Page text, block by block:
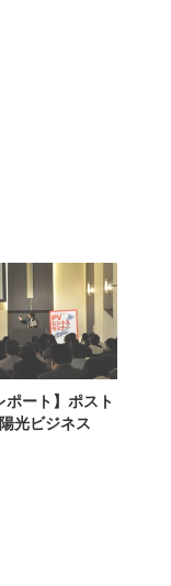
ポート】ポスト
光ビジネス